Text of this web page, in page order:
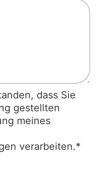
dass Sie
gestellten
meines
verarbeiten.*